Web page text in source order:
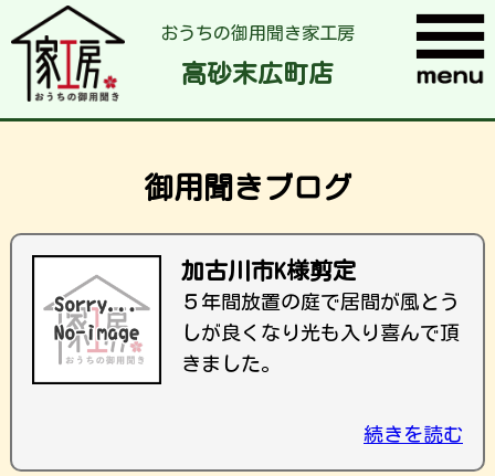
おうちの御用聞き家工房
高砂末広町店
御用聞きブログ
加古川市K様剪定
５年間放置の庭で居間が風とう
しが良くなり光も入り喜んで頂
きました。
続きを読む